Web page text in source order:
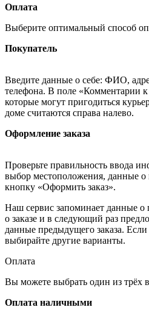
Оплата
Выберите оптимальный способ
Покупатель
Введите данные о себе: ФИО,
телефона. В поле «Комментарии к
которые могут пригодиться
доме считаются справа налево.
Оформление заказа
Проверьте правильность ввода
выбор местоположения, данные
кнопку «Оформить заказ».
Наш сервис запоминает данные о
о заказе и в следующий раз
данные предыдущего заказа.
выбирайте другие варианты.
Оплата
Вы можете выбрать один из трёх
Оплата наличными